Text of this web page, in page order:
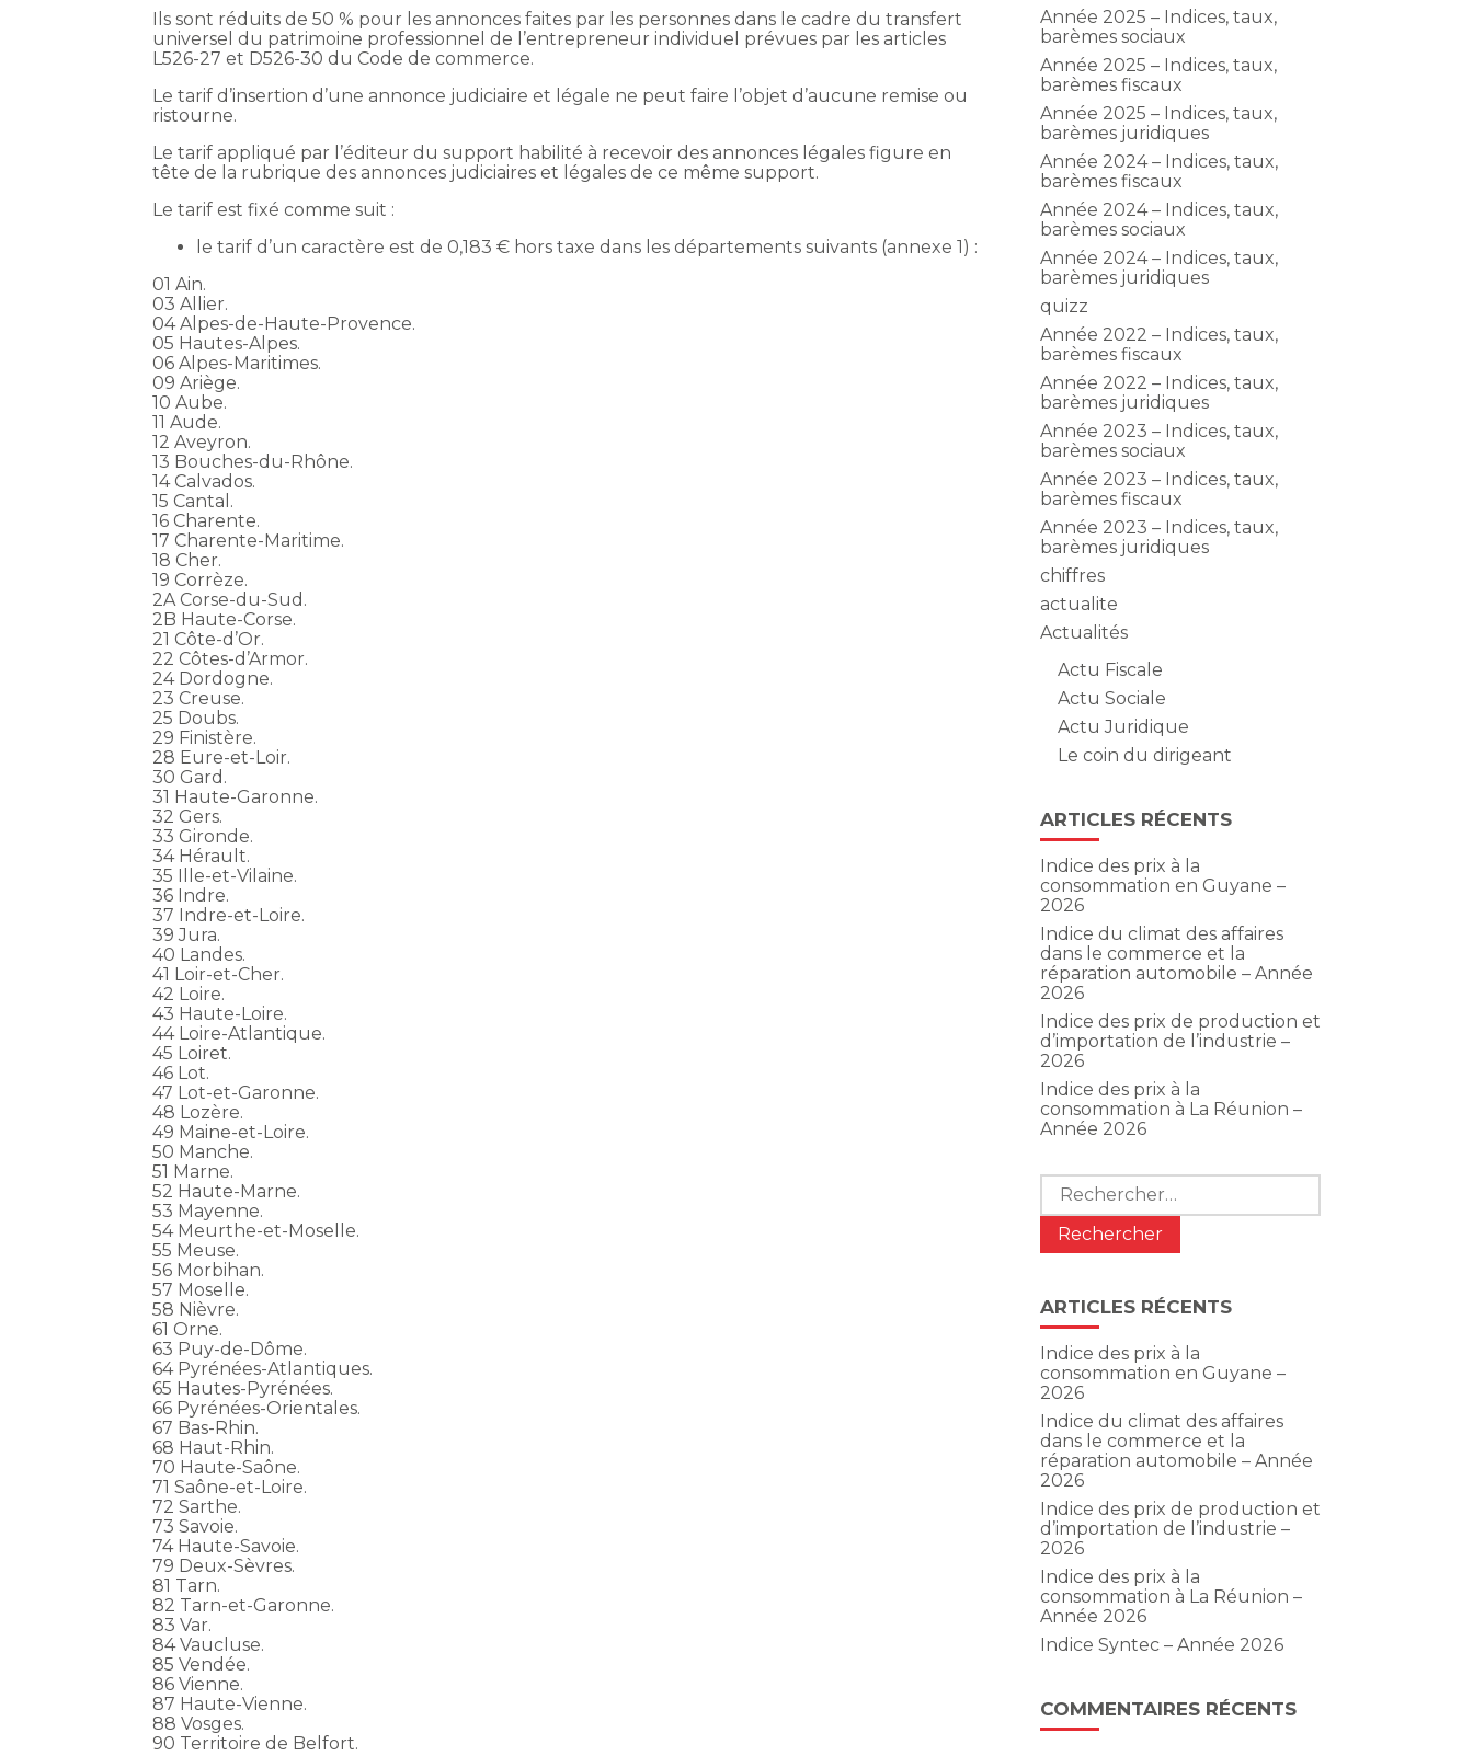
Ils sont réduits de 50 % pour les annonces faites par les personnes dans le cadre du transfert
universel du patrimoine professionnel de l’entrepreneur individuel prévues par les articles
L526-27 et D526-30 du Code de commerce.
Le tarif d’insertion d’une annonce judiciaire et légale ne peut faire l’objet d’aucune remise ou
ristourne.
Le tarif appliqué par l’éditeur du support habilité à recevoir des annonces légales figure en
tête de la rubrique des annonces judiciaires et légales de ce même support.
Le tarif est fixé comme suit :
le tarif d’un caractère est de 0,183 € hors taxe dans les départements suivants (annexe 1) :
01 Ain.
03 Allier.
04 Alpes-de-Haute-Provence.
05 Hautes-Alpes.
06 Alpes-Maritimes.
09 Ariège.
10 Aube.
11 Aude.
12 Aveyron.
13 Bouches-du-Rhône.
14 Calvados.
15 Cantal.
16 Charente.
17 Charente-Maritime.
18 Cher.
19 Corrèze.
2A Corse-du-Sud.
2B Haute-Corse.
21 Côte-d’Or.
22 Côtes-d’Armor.
24 Dordogne.
23 Creuse.
25 Doubs.
29 Finistère.
28 Eure-et-Loir.
30 Gard.
31 Haute-Garonne.
32 Gers.
33 Gironde.
34 Hérault.
35 Ille-et-Vilaine.
36 Indre.
37 Indre-et-Loire.
39 Jura.
40 Landes.
41 Loir-et-Cher.
42 Loire.
43 Haute-Loire.
44 Loire-Atlantique.
45 Loiret.
46 Lot.
47 Lot-et-Garonne.
48 Lozère.
49 Maine-et-Loire.
50 Manche.
51 Marne.
52 Haute-Marne.
53 Mayenne.
54 Meurthe-et-Moselle.
55 Meuse.
56 Morbihan.
57 Moselle.
58 Nièvre.
61 Orne.
63 Puy-de-Dôme.
64 Pyrénées-Atlantiques.
65 Hautes-Pyrénées.
66 Pyrénées-Orientales.
67 Bas-Rhin.
68 Haut-Rhin.
70 Haute-Saône.
71 Saône-et-Loire.
72 Sarthe.
73 Savoie.
74 Haute-Savoie.
79 Deux-Sèvres.
81 Tarn.
82 Tarn-et-Garonne.
83 Var.
84 Vaucluse.
85 Vendée.
86 Vienne.
87 Haute-Vienne.
88 Vosges.
90 Territoire de Belfort.
Année 2025 – Indices, taux,
barèmes sociaux
Année 2025 – Indices, taux,
barèmes fiscaux
Année 2025 – Indices, taux,
barèmes juridiques
Année 2024 – Indices, taux,
barèmes fiscaux
Année 2024 – Indices, taux,
barèmes sociaux
Année 2024 – Indices, taux,
barèmes juridiques
quizz
Année 2022 – Indices, taux,
barèmes fiscaux
Année 2022 – Indices, taux,
barèmes juridiques
Année 2023 – Indices, taux,
barèmes sociaux
Année 2023 – Indices, taux,
barèmes fiscaux
Année 2023 – Indices, taux,
barèmes juridiques
chiffres
actualite
Actualités
Actu Fiscale
Actu Sociale
Actu Juridique
Le coin du dirigeant
ARTICLES RÉCENTS
Indice des prix à la
consommation en Guyane –
2026
Indice du climat des affaires
dans le commerce et la
réparation automobile – Année
2026
Indice des prix de production et
d’importation de l’industrie –
2026
Indice des prix à la
consommation à La Réunion –
Année 2026
Rechercher :
ARTICLES RÉCENTS
Indice des prix à la
consommation en Guyane –
2026
Indice du climat des affaires
dans le commerce et la
réparation automobile – Année
2026
Indice des prix de production et
d’importation de l’industrie –
2026
Indice des prix à la
consommation à La Réunion –
Année 2026
Indice Syntec – Année 2026
COMMENTAIRES RÉCENTS